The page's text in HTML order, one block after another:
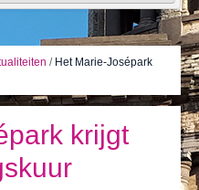
/ Het Marie-Josépark
krijgt